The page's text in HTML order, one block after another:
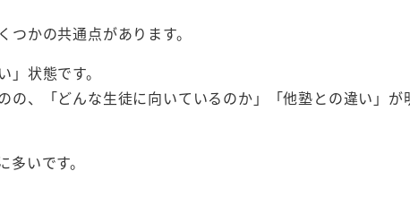
かの共通点があります。
状態です。
の、「どんな生徒に向いているのか」「他塾との違い」
いです。